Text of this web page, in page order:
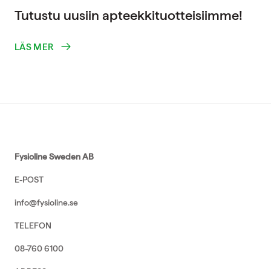
Tutustu uusiin apteekkituotteisiimme!
LÄS MER
Fysioline Sweden AB
E-POST
info@fysioline.se
TELEFON
08-760 6100